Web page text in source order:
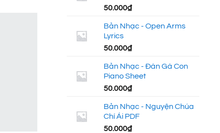
50.000₫
Bản Nhạc - Open Arms
Lyrics
50.000₫
Bản Nhạc - Đàn Gà Con
Piano Sheet
50.000₫
Bản Nhạc - Nguyện Chúa
Chí Ái PDF
50.000₫